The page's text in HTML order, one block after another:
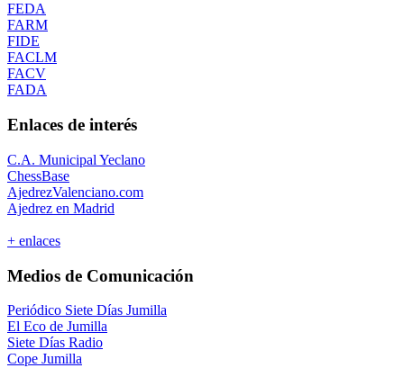
FEDA
FARM
FIDE
FACLM
FACV
FADA
Enlaces de interés
C.A. Municipal Yeclano
ChessBase
AjedrezValenciano.com
Ajedrez en Madrid
+ enlaces
Medios de Comunicación
Periódico Siete Días Jumilla
El Eco de Jumilla
Siete Días Radio
Cope Jumilla